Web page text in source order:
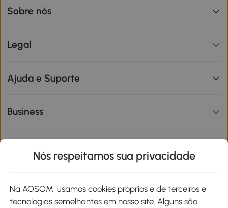
Sobre nós
Legal
Ajuda e Suporte
Business
Nós respeitamos sua privacidade
Na AOSOM, usamos cookies próprios e de terceiros e
tecnologias semelhantes em nosso site. Alguns são